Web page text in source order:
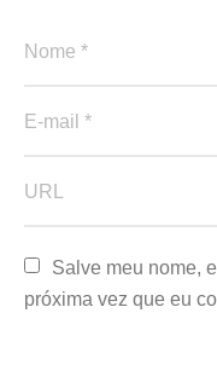
Salve meu nome,
próxima vez que eu